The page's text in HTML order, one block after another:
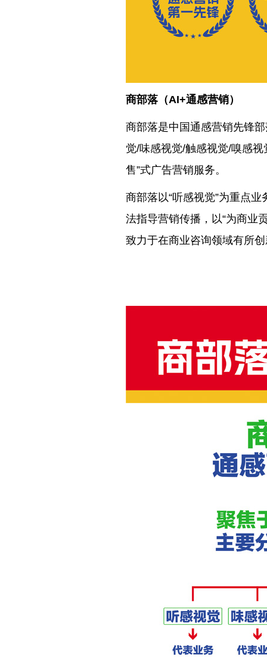
商部落（AI+通感营销）
商部落是中国通感营销先锋
觉/味感视觉/触感视觉/嗅感视
售”式广告营销服务。
商部落以“听感视觉”为重点业
法指导营销传播， 以“为商业
致力于在商业咨询领域有所